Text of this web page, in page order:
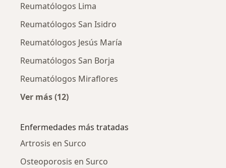
Reumatólogos Lima
Reumatólogos San Isidro
Reumatólogos Jesús María
Reumatólogos San Borja
Reumatólogos Miraflores
Ver más (12)
Enfermedades más tratadas
Artrosis en Surco
Osteoporosis en Surco